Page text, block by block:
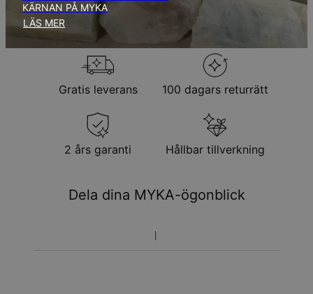
Returpolicy
Observera att personliga smycken är unika och endast kan
returneras för utbyte eller butikskredit
KÄRNAN PÅ MYKA
LÄS MER
Gratis leverans 100 dagars returrätt
2 års garanti Hållbar tillverkning
Dela dina MYKA-ögonblick